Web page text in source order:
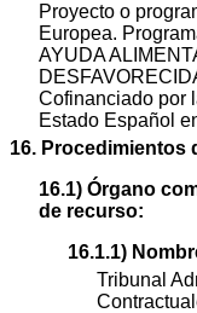
Proyecto o
Europea.
AYUDA
Cofinanciado por
Estado Español
16. Procedimientos
16.1) Órgano
de recurso:
16.1.1)
Tribunal